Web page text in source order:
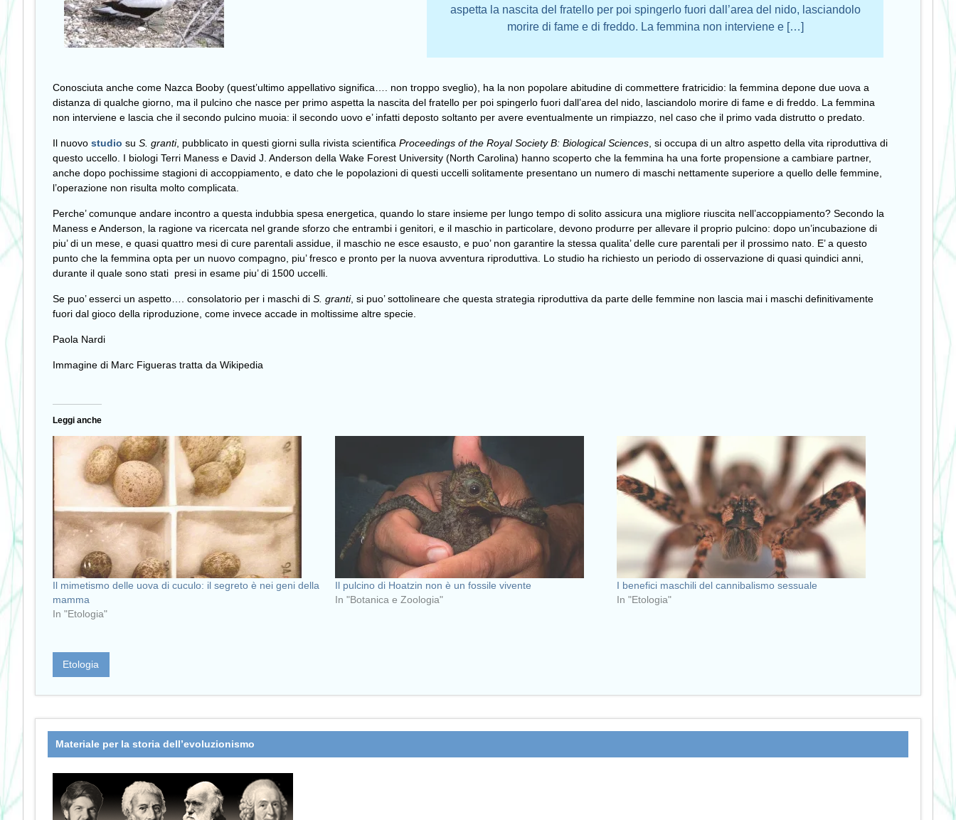
aspetta la nascita del fratello per poi spingerlo fuori dall’area del nido, lasciandolo
morire di fame e di freddo. La femmina non interviene e […]
Conosciuta anche come Nazca Booby (quest’ultimo appellativo significa…. non troppo sveglio), ha la non popolare abitudine di commettere fratricidio: la femmina depone due uova a
distanza di qualche giorno, ma il pulcino che nasce per primo aspetta la nascita del fratello per poi spingerlo fuori dall’area del nido, lasciandolo morire di fame e di freddo. La femmina
non interviene e lascia che il secondo pulcino muoia: il secondo uovo e’ infatti deposto soltanto per avere eventualmente un rimpiazzo, nel caso che il primo vada distrutto o predato.
Il nuovo studio su S. granti, pubblicato in questi giorni sulla rivista scientifica Proceedings of the Royal Society B: Biological Sciences , si occupa di un altro aspetto della vita riproduttiva di
questo uccello. I biologi Terri Maness e David J. Anderson della Wake Forest University (North Carolina) hanno scoperto che la femmina ha una forte propensione a cambiare partner,
anche dopo pochissime stagioni di accoppiamento, e dato che le popolazioni di questi uccelli solitamente presentano un numero di maschi nettamente superiore a quello delle femmine,
l’operazione non risulta molto complicata.
Perche’ comunque andare incontro a questa indubbia spesa energetica, quando lo stare insieme per lungo tempo di solito assicura una migliore riuscita nell’accoppiamento? Secondo la
Maness e Anderson, la ragione va ricercata nel grande sforzo che entrambi i genitori, e il maschio in particolare, devono produrre per allevare il proprio pulcino: dopo un’incubazione di
piu’ di un mese, e quasi quattro mesi di cure parentali assidue, il maschio ne esce esausto, e puo’ non garantire la stessa qualita’ delle cure parentali per il prossimo nato. E’ a questo
punto che la femmina opta per un nuovo compagno, piu’ fresco e pronto per la nuova avventura riproduttiva. Lo studio ha richiesto un periodo di osservazione di quasi quindici anni,
durante il quale sono stati presi in esame piu’ di 1500 uccelli.
Se puo’ esserci un aspetto…. consolatorio per i maschi di S. granti, si puo’ sottolineare che questa strategia riproduttiva da parte delle femmine non lascia mai i maschi definitivamente
fuori dal gioco della riproduzione, come invece accade in moltissime altre specie.
Paola Nardi
Immagine di Marc Figueras tratta da Wikipedia
Leggi anche
Il mimetismo delle uova di cuculo: il segreto è nei geni della
mamma
In "Etologia"
Il pulcino di Hoatzin non è un fossile vivente
In "Botanica e Zoologia"
I benefici maschili del cannibalismo sessuale
In "Etologia"
Etologia
Materiale per la storia dell’evoluzionismo